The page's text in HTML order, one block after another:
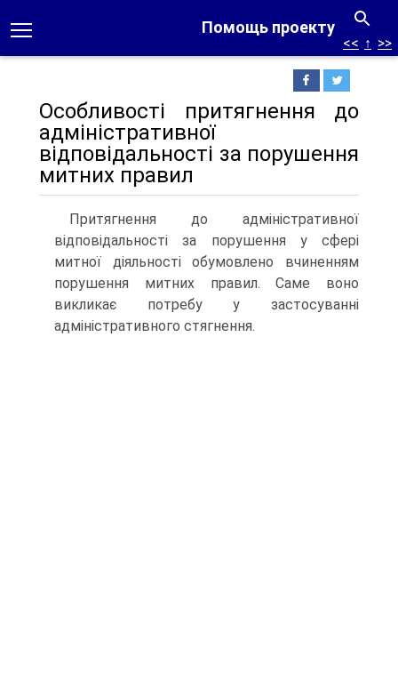
Помощь проекту
<< ↑ >>
Особливості притягнення до
адміністративної
відповідальності за порушення
митних правил
Притягнення до адміністративної
відповідальності за порушення у сфері
митної діяльності обумовлено вчиненням
порушення митних правил. Саме воно
викликає потребу у застосуванні
адміністративного стягнення.